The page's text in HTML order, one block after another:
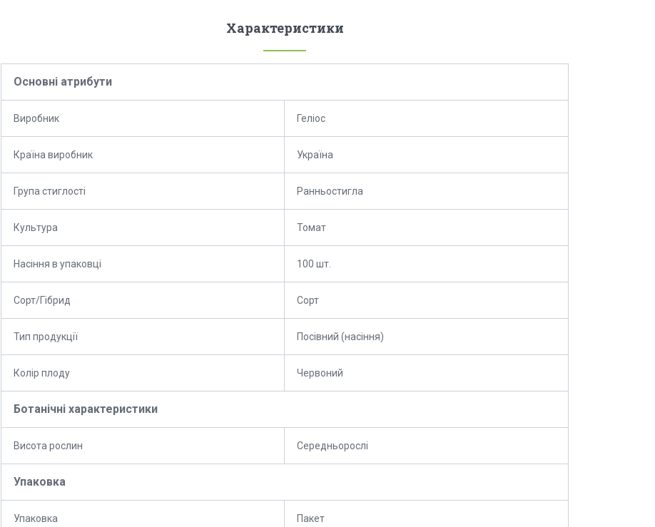
Характеристики
Основні атрибути
Виробник Геліос
Країна виробник Україна
Група стиглості Ранньостигла
Культура Томат
Насіння в упаковці 100 шт.
Сорт/Гібрид Сорт
Тип продукції Посівний (насіння)
Колір плоду Червоний
Ботанічні характеристики
Висота рослин Середньорослі
Упаковка
Упаковка Пакет